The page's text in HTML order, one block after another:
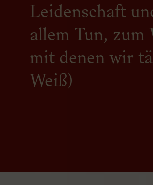
Leidenschaft
allem Tun, zum
mit denen wir
Weiß)